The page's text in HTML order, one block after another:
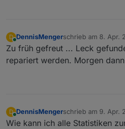
D
Online
DennisMengerschrieb am 8. Apr.
zuletzt editiert von
Zu früh gefreut ... Leck
repariert werden. Morgen
D
Online
DennisMengerschrieb am 9. Apr.
zuletzt editiert von
Wie kann ich alle Statistiken